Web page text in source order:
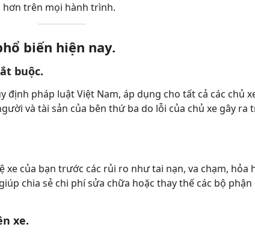
trên mọi hành trình.
biến hiện nay.
buộc.
định pháp luật Việt Nam, áp dụng cho tất cả các chủ
và tài sản của bên thứ ba do lỗi của chủ xe gây ra
xe của bạn trước các rủi ro như tai nạn, va chạm, hỏa
chia sẻ chi phí sửa chữa hoặc thay thế các bộ
xe.